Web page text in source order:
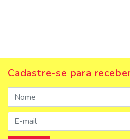
Cadastre-se para